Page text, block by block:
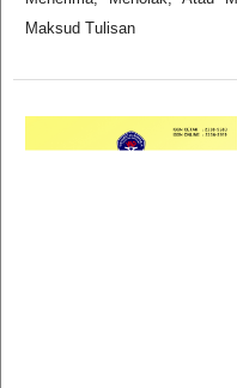
Maksud Tulisan